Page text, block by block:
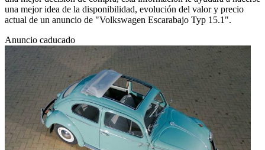
una mejor idea de la disponibilidad, evolución del valor y precio
actual de un anuncio de "Volkswagen Escarabajo Typ 15.1".
Anuncio caducado